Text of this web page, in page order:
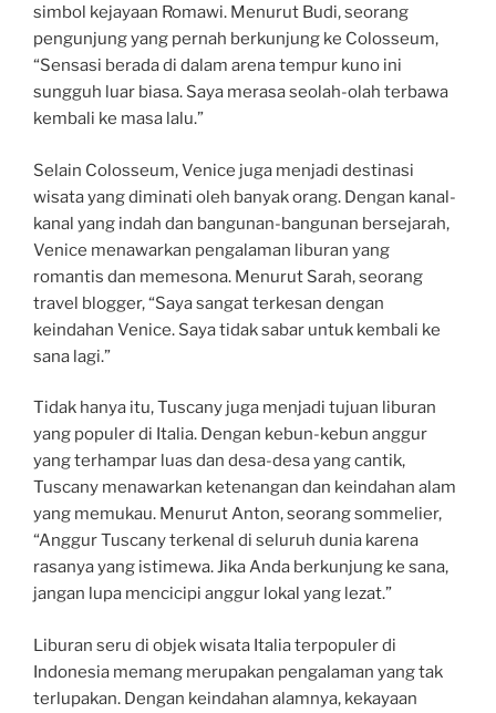
simbol kejayaan Romawi. Menurut Budi, seorang
pengunjung yang pernah berkunjung ke Colosseum,
“Sensasi berada di dalam arena tempur kuno ini
sungguh luar biasa. Saya merasa seolah-olah terbawa
kembali ke masa lalu.”
Selain Colosseum, Venice juga menjadi destinasi
wisata yang diminati oleh banyak orang. Dengan kanal-
kanal yang indah dan bangunan-bangunan bersejarah,
Venice menawarkan pengalaman liburan yang
romantis dan memesona. Menurut Sarah, seorang
travel blogger, “Saya sangat terkesan dengan
keindahan Venice. Saya tidak sabar untuk kembali ke
sana lagi.”
Tidak hanya itu, Tuscany juga menjadi tujuan liburan
yang populer di Italia. Dengan kebun-kebun anggur
yang terhampar luas dan desa-desa yang cantik,
Tuscany menawarkan ketenangan dan keindahan alam
yang memukau. Menurut Anton, seorang sommelier,
“Anggur Tuscany terkenal di seluruh dunia karena
rasanya yang istimewa. Jika Anda berkunjung ke sana,
jangan lupa mencicipi anggur lokal yang lezat.”
Liburan seru di objek wisata Italia terpopuler di
Indonesia memang merupakan pengalaman yang tak
terlupakan. Dengan keindahan alamnya, kekayaan